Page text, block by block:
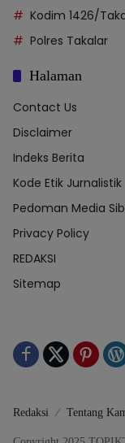
Kodim 1426/
Polres Takalar
Halaman
Contact Us
Disclaimer
Indeks Berita
Kode Etik Jurnalistik
Pedoman Media
Privacy Policy
REDAKSI
Sitemap
Redaksi Tentang